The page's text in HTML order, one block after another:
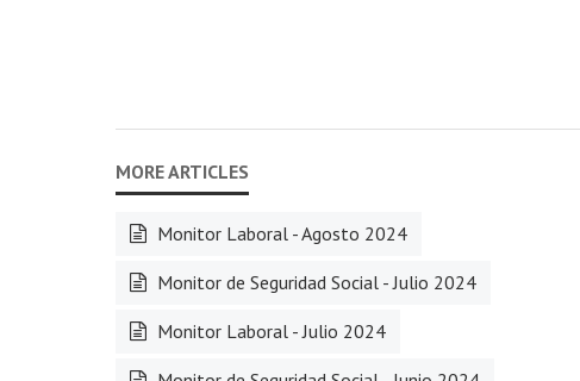
Monitor Laboral - Agosto 2024
Monitor de Seguridad Social - Julio 2024
Monitor Laboral - Julio 2024